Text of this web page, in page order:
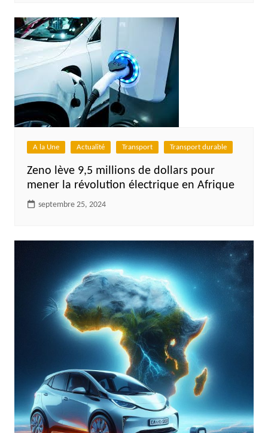
A la Une Actualité Transport Transport durable
Zeno lève 9,5 millions de dollars pour
mener la révolution électrique en Afrique
septembre 25, 2024